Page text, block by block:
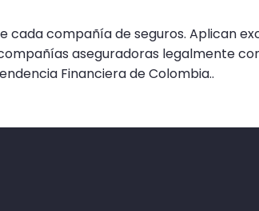
compañía de seguros. Aplican
aseguradoras legalmente
Financiera de Colombia..